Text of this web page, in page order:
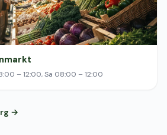
– 12:00, Sa 08:00 – 12:00
→